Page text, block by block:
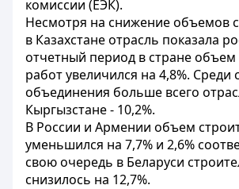
комиссии (ЕЭК).
Несмотря на снижение объемов
в Казахстане отрасль показала
отчетный период в стране
работ увеличился на 4,8%. Среди
объединения больше всего
Кыргызстане - 10,2%.
В России и Армении объем
уменьшился на 7,7% и 2,6%
свою очередь в Беларуси
снизилось на 12,7%.